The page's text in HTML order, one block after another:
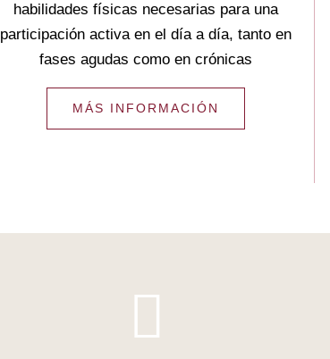
habilidades físicas necesarias para una
participación activa en el día a día, tanto en
fases agudas como en crónicas
MÁS INFORMACIÓN